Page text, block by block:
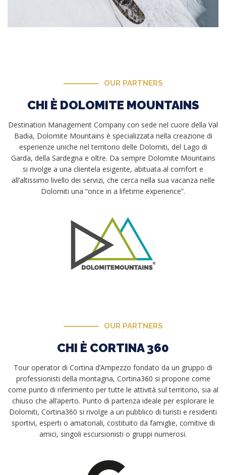
OUR PARTNERS
CHI È DOLOMITE MOUNTAINS
Destination Management Company con sede nel cuore della Val
Badia, Dolomite Mountains è specializzata nella creazione di
esperienze uniche nel territorio delle Dolomiti, del Lago di
Garda, della Sardegna e oltre. Da sempre Dolomite Mountains
si rivolge a una clientela esigente, abituata al comfort e
all’altissimo livello dei servizi, che cerca nella sua vacanza nelle
Dolomiti una “once in a lifetime experience”.
OUR PARTNERS
CHI È CORTINA 360
Tour operator di Cortina d’Ampezzo fondato da un gruppo di
professionisti della montagna, Cortina360 si propone come
come punto di riferimento per tutte le attività sul territorio, sia al
chiuso che all’aperto. Punto di partenza ideale per esplorare le
Dolomiti, Cortina360 si rivolge a un pubblico di turisti e residenti
sportivi, esperti o amatoriali, costituito da famiglie, comitive di
amici, singoli escursionisti o gruppi numerosi.